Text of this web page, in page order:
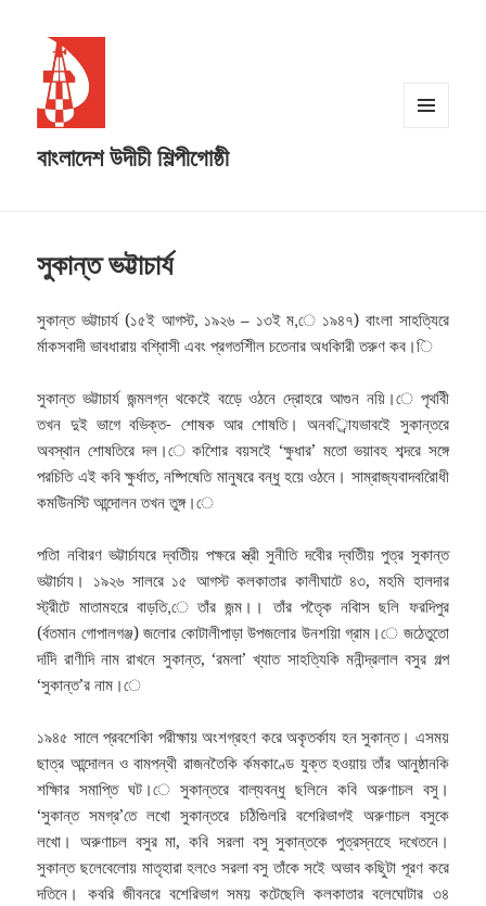
বাংলাদেশ উদীচী শিল্পীগোষ্ঠী
সুকান্ত ভট্টাচার্য
সুকান্ত ভট্টাচার্য (১৫ই আগস্ট, ১৯২৬ – ১৩ই ম,ে ১৯৪৭) বাংলা সাহত্যিরে
র্মাকসবাদী ভাবধারায় বশ্বিাসী এবং প্রগতশিীল চতেনার অধকিারী তরুণ কব।ি
সুকান্ত ভট্টাচার্য জন্মলগ্ন থকেইে বড়েে ওঠনে দ্রোহরে আগুন নয়ি।ে পৃথবিী
তখন দুই ভাগে বভিক্ত- শোষক আর শোষতি। অনবর্িাযভাবইে সুকান্তরে
অবস্থান শোষতিরে দল।ে কশিোর বয়সইে ‘ক্ষুধার’ মতো ভয়াবহ শব্দরে সঙ্গে
পরচিতি এই কবি ক্ষুর্ধাত, নষ্পিষেতি মানুষরে বন্ধু হয়ে ওঠনে। সাম্রাজ্যবাদবরিোধী
কমউিনস্টি আন্দোলন তখন তুঙ্গ।ে
পতিা নবিারণ ভট্টার্চাযরে দ্বতিীয় পক্ষরে স্ত্রী সুনীতি দবেীর দ্বতিীয় পুত্র সুকান্ত
ভট্টার্চায। ১৯২৬ সালরে ১৫ আগস্ট কলকাতার কালীঘাটে ৪৩, মহমি হালদার
স্ট্রীটে মাতামহরে বাড়তি,ে তাঁর জন্ম।। তাঁর পতৈৃক নবিাস ছলি ফরদিপুর
(র্বতমান গোপালগঞ্জ) জলোর কোটালীপাড়া উপজলোর উনশয়িা গ্রাম।ে জঠেতুতো
দদিি রাণীদি নাম রাখনে সুকান্ত, ‘রমলা’ খ্যাত সাহত্যিকি মনীন্দ্রলাল বসুর গল্প
‘সুকান্ত’র নাম।ে
১৯৪৫ সালে প্রবশেকিা পরীক্ষায় অংশগ্রহণ করে অকৃতর্কায হন সুকান্ত। এসময়
ছাত্র আন্দোলন ও বামপন্থী রাজনতৈকি র্কমকাণ্ডে যুক্ত হওয়ায় তাঁর আনুষ্ঠানকি
শক্ষিার সমাপ্তি ঘট।ে সুকান্তরে বাল্যবন্ধু ছলিনে কবি অরুণাচল বসু।
‘সুকান্ত সমগ্র’তে লখো সুকান্তরে চঠিগিুলরি বশেরিভাগই অরুণাচল বসুকে
লখো। অরুণাচল বসুর মা, কবি সরলা বসু সুকান্তকে পুত্রস্নহেে দখেতনে।
সুকান্ত ছলেবেলোয় মাতৃহারা হলওে সরলা বসু তাঁকে সইে অভাব কছিুটা পূরণ করে
দতিনে। কবরি জীবনরে বশেরিভাগ সময় কটেছেলি কলকাতার বলেঘোটার ৩৪